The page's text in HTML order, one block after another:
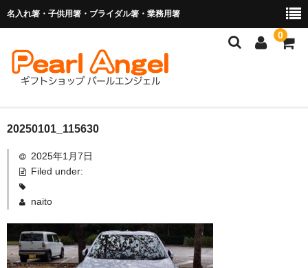
名入れ箸・子供用箸・ブライダル箸・業務用箸
0
商品を探す
お子様の入卒園に
業務用箸（食洗機対応）
20250101_115630
2025年1月7日
Filed under:
naito